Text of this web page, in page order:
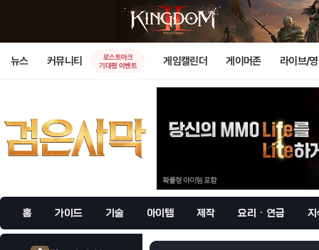
뉴스 커뮤니티
로스트아크
기대평 이벤트
게임캘린더 게이머존 라이브/
홈 가이드 기술 아이템 제작 요리 · 연금 지